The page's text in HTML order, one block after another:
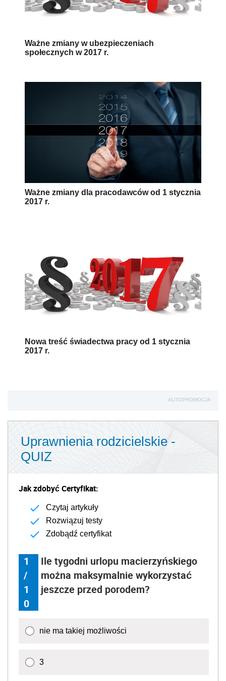
Ważne zmiany w ubezpieczeniach
społecznych w 2017 r.
Ważne zmiany dla pracodawców od 1 stycznia
2017 r.
Nowa treść świadectwa pracy od 1 stycznia
2017 r.
AUTOPROMOCJA
Uprawnienia rodzicielskie -
QUIZ
Jak zdobyć Certyfikat:
Czytaj artykuły
Rozwiązuj testy
Zdobądź certyfikat
1
/
1
0
Ile tygodni urlopu macierzyńskiego
można maksymalnie wykorzystać
jeszcze przed porodem?
nie ma takiej możliwości
3